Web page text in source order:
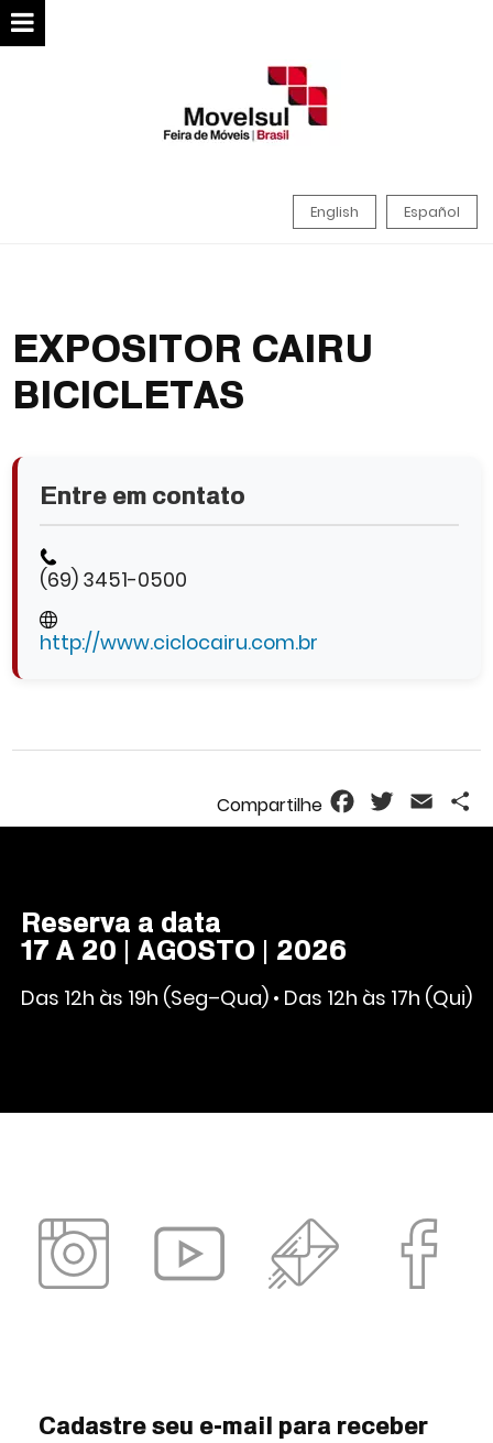
English Español
EXPOSITOR CAIRU
BICICLETAS
Entre em contato
(69) 3451-0500
http://www.ciclocairu.com.br
FacebookTwitterEmail
Reserva a data
17 A 20 | AGOSTO | 2026
Das 12h às 19h (Seg–Qua) • Das 12h às 17h (Qui)
Cadastre seu e-mail para receber